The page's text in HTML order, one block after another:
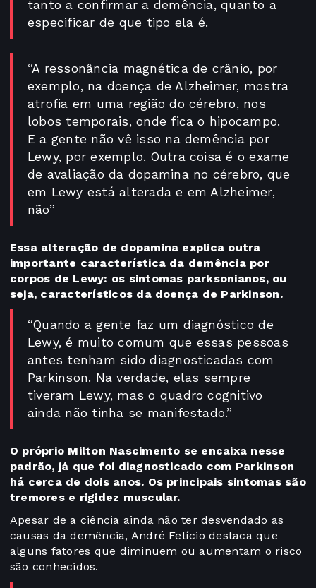
tanto a confirmar a demência, quanto a
especificar de que tipo ela é.
“A ressonância magnética de crânio, por
exemplo, na doença de Alzheimer, mostra
atrofia em uma região do cérebro, nos
lobos temporais, onde fica o hipocampo.
E a gente não vê isso na demência por
Lewy, por exemplo. Outra coisa é o exame
de avaliação da dopamina no cérebro, que
em Lewy está alterada e em Alzheimer,
não”
Essa alteração de dopamina explica outra
importante característica da demência por
corpos de Lewy: os sintomas parksonianos, ou
seja, característicos da doença de Parkinson.
“Quando a gente faz um diagnóstico de
Lewy, é muito comum que essas pessoas
antes tenham sido diagnosticadas com
Parkinson. Na verdade, elas sempre
tiveram Lewy, mas o quadro cognitivo
ainda não tinha se manifestado.”
O próprio Milton Nascimento se encaixa nesse
padrão, já que foi diagnosticado com Parkinson
há cerca de dois anos. Os principais sintomas são
tremores e rigidez muscular.
Apesar de a ciência ainda não ter desvendado as
causas da demência, André Felício destaca que
alguns fatores que diminuem ou aumentam o risco
são conhecidos.